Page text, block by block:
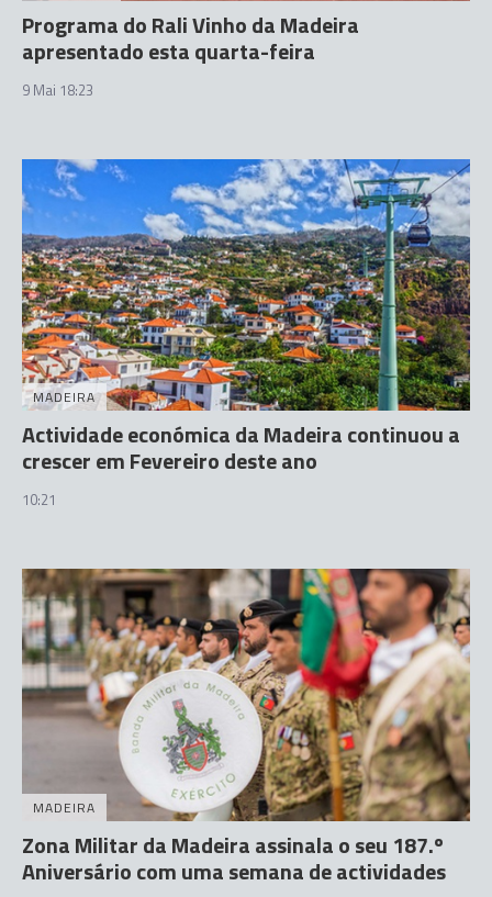
Programa do Rali Vinho da Madeira
apresentado esta quarta-feira
9 Mai 18:23
MADEIRA
Actividade económica da Madeira continuou a
crescer em Fevereiro deste ano
10:21
MADEIRA
Zona Militar da Madeira assinala o seu 187.º
Aniversário com uma semana de actividades